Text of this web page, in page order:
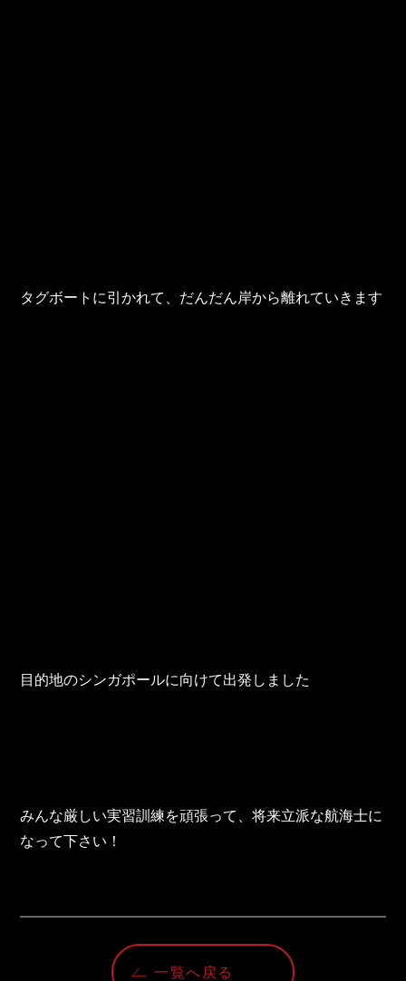
タグボートに引かれて、だんだん岸から離れていきます
目的地のシンガポールに向けて出発しました
みんな厳しい実習訓練を頑張って、将来立派な航海士に
なって下さい！
一覧へ戻る